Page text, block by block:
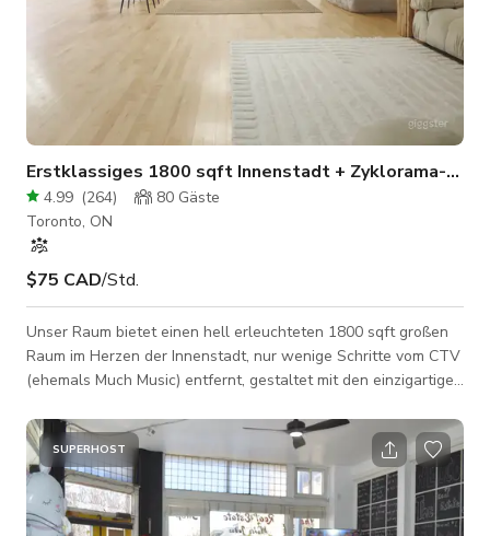
Erstklassiges 1800 sqft Innenstadt + Zyklorama-
4.99 (264) 80 Gäste
Toronto, ON
$75 CAD/Std.
Unser Raum bietet einen hell erleuchteten 1800 sqft großen
Raum im Herzen der Innenstadt, nur wenige Schritte vom CTV
(ehemals Much Music) entfernt, gestaltet mit den einzigartigen
Obwohl 80 % unserer Buchungen Geburtstagsfeiern sind,
haben wir auch einige Hochzeitsfeiern, Trauungen,
Babypartys, Brautpartys, Welpen-Yoga, Workouts, Interviews,
Laufclubs und mehr veranstaltet. Unser Veranstaltungsort ist
mit 2 lauten professionellen Lautsp
SUPERHOST